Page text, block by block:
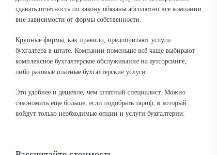
сдавать отчётность по закону обязаны абсолютно все компании
вне зависимости от формы собственности.
Крупные фирмы, как правило, предпочитают услуги
бухгалтера в штате. Компании поменьше всё чаще выбирают
комплексное бухгалтерское обслуживание на аутсорсинге,
либо разовые платные бухгалтерские услуги.
Это удобнее и дешевле, чем штатный специалист. Можно
сэкономить еще больше, если подобрать тариф, в который
войдут только необходимые опции и услуги бухгалтерии.